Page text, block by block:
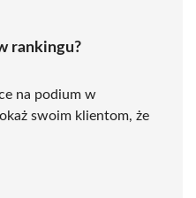
rankingu?
na podium w
swoim klientom, że